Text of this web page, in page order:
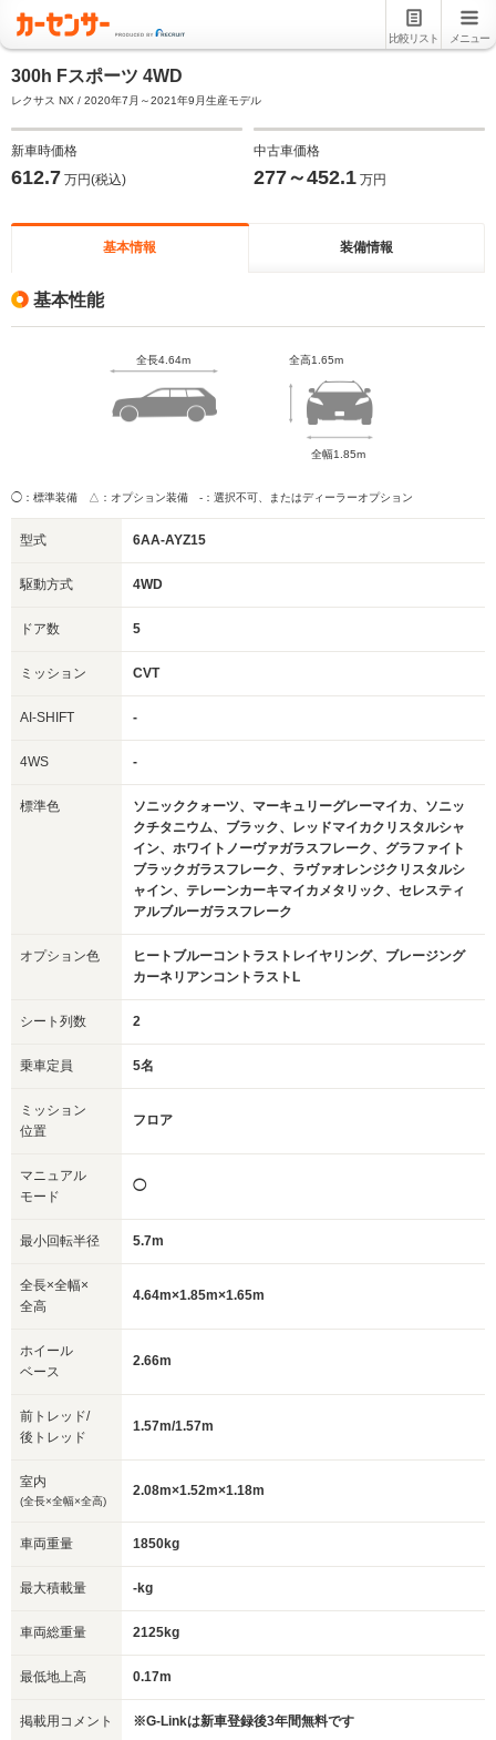
比較リスト メニュー
300h Fスポーツ 4WD
レクサス NX / 2020年7月～2021年9月生産モデル
新車時価格
612.7 万円(税込)
中古車価格
277～452.1 万円
基本情報 装備情報
基本性能
全長4.64m 全高1.65m
全幅1.85m
◯：標準装備 △：オプション装備 -：選択不可、またはディーラーオプション
型式 6AA-AYZ15
駆動方式 4WD
ドア数 5
ミッション CVT
AI-SHIFT -
4WS -
標準色
ソニッククォーツ、マーキュリーグレーマイカ、ソニッ
クチタニウム、ブラック、レッドマイカクリスタルシャ
イン、ホワイトノーヴァガラスフレーク、グラファイト
ブラックガラスフレーク、ラヴァオレンジクリスタルシ
ャイン、テレーンカーキマイカメタリック、セレスティ
アルブルーガラスフレーク
オプション色
ヒートブルーコントラストレイヤリング、ブレージング
カーネリアンコントラストL
シート列数 2
乗車定員 5名
ミッション
位置
フロア
マニュアル
モード
◯
最小回転半径 5.7m
全長×全幅×
全高
4.64m×1.85m×1.65m
ホイール
ベース
2.66m
前トレッド/
後トレッド
1.57m/1.57m
室内
(全長×全幅×全高)
2.08m×1.52m×1.18m
車両重量 1850kg
最大積載量 -kg
車両総重量 2125kg
最低地上高 0.17m
掲載用コメント ※G-Linkは新車登録後3年間無料です